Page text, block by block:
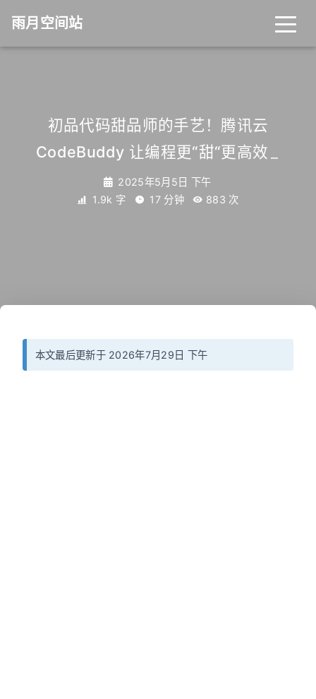
雨月空间站
初品代码甜品师的手艺！腾讯云
CodeBuddy 让编程更“甜“更高效
2025年5月5日 下午
1.9k 字
17 分钟 883 次
本文最后更新于 2026年7月29日 下午